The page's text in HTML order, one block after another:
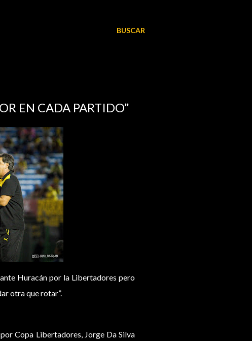
BUSCAR
EN CADA PARTIDO”
Huracán por la Libertadores pero
otra que rotar”.
Copa Libertadores, Jorge Da Silva